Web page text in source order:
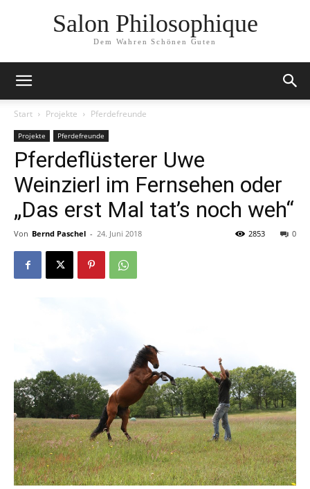
Salon Philosophique
Dem Wahren Schönen Guten
Start Projekte Pferdefreunde
Projekte Pferdefreunde
Pferdeflüsterer Uwe
Weinzierl im Fernsehen oder
„Das erst Mal tat’s noch weh“
Von Bernd Paschel - 24. Juni 2018 0
2853